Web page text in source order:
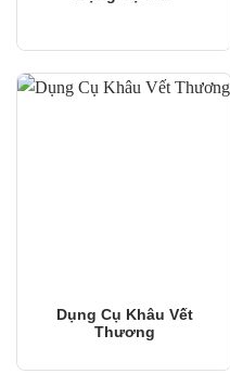
Dụng Cụ Khâu Vết
Thương